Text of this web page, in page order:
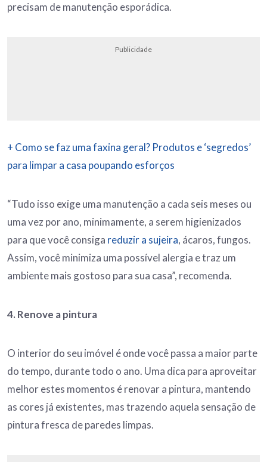
precisam de manutenção esporádica.
Publicidade
+ Como se faz uma faxina geral? Produtos e ‘segredos’
para limpar a casa poupando esforços
“Tudo isso exige uma manutenção a cada seis meses ou
uma vez por ano, minimamente, a serem higienizados
para que você consiga reduzir a sujeira, ácaros, fungos.
Assim, você minimiza uma possível alergia e traz um
ambiente mais gostoso para sua casa”, recomenda.
4. Renove a pintura
O interior do seu imóvel é onde você passa a maior parte
do tempo, durante todo o ano. Uma dica para aproveitar
melhor estes momentos é renovar a pintura, mantendo
as cores já existentes, mas trazendo aquela sensação de
pintura fresca de paredes limpas.